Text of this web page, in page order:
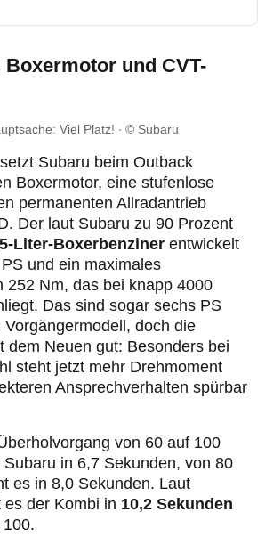
und CVT-
Viel Platz! © Subaru
Subaru beim Outback
Boxermotor, eine stufenlose
permanenten Allradantrieb
Der laut Subaru zu 90 Prozent
Liter-Boxerbenziner entwickelt
und ein maximales
252 Nm, das bei knapp 4000
Das sind sogar sechs PS
doch die
dem Neuen gut: Besonders bei
steht jetzt mehr Drehmoment
Ansprechverhalten spürbar
von 60 auf 100
in 6,7 Sekunden, von 80
es in 8,0 Sekunden. Laut
der Kombi in 10,2 Sekunden